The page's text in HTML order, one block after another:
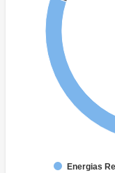
Energias